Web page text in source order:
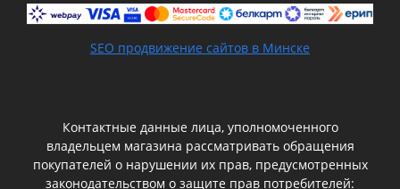
SEO продвижение сайтов в Минске
Контактные данные лица, уполномоченного
владельцем магазина рассматривать обращения
покупателей о нарушении их прав, предусмотренных
законодательством о защите прав потребителей: